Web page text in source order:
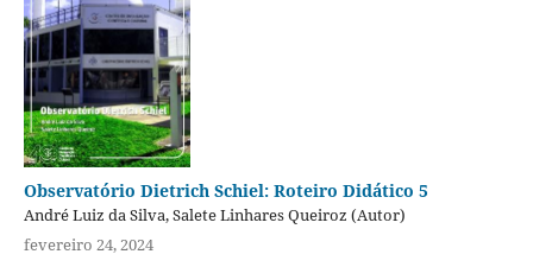
Observatório Dietrich Schiel: Roteiro Didático 5
André Luiz da Silva, Salete Linhares Queiroz (Autor)
fevereiro 24, 2024